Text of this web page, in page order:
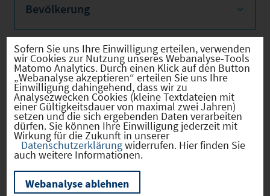
Bevölkerung
Sozialvers. Beschäftigte
Verkehrsinfrastruktur
Kommunale Infrastruktur
Sofern Sie uns Ihre Einwilligung erteilen, verwenden
wir Cookies zur Nutzung unseres Webanalyse-Tools
Matomo Analytics. Durch einen Klick auf den Button
„Webanalyse akzeptieren“ erteilen Sie uns Ihre
Einwilligung dahingehend, dass wir zu
Analysezwecken Cookies (kleine Textdateien mit
einer Gültigkeitsdauer von maximal zwei Jahren)
setzen und die sich ergebenden Daten verarbeiten
dürfen. Sie können Ihre Einwilligung jederzeit mit
Wirkung für die Zukunft in unserer
Datenschutzerklärungwiderrufen. Hier finden Sie
auch weitere Informationen.
Webanalyse ablehnen